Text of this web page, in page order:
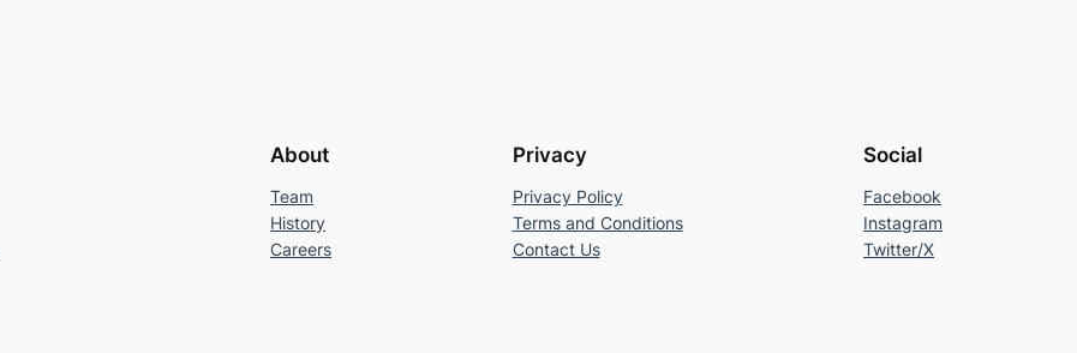
About
Team
History
Careers
Privacy
Privacy Policy
Terms and Conditions
Contact Us
Social
Facebook
Instagram
Twitter/X